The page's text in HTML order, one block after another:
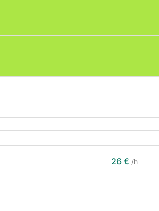
26 € /h